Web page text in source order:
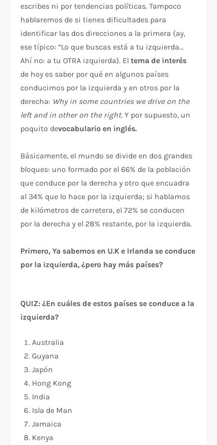
escribes ni por tendencias políticas. Tampoco
hablaremos de si tienes dificultades para
identificar las dos direcciones a la primera (ay,
ese típico: “Lo que buscas está a tu izquierda…
Ahí no: a tu OTRA izquierda). Eltema de interés
de hoy es saber por qué en algunos países
conducimos por la izquierda y en otros por la
derecha: Why in some countries we drive on the
left and in other on the right.Y por supuesto, un
poquito devocabulario en inglés.
Básicamente, el mundo se divide en dos grandes
bloques: uno formado por el 66% de la población
que conduce por la derecha y otro que encuadra
al 34% que lo hace por la izquierda; si hablamos
de kilómetros de carretera, el 72% se conducen
por la derecha y el 28% restante, por la izquierda.
Primero, Ya sabemos en U.K e Irlanda se conduce
por la izquierda, ¿pero hay más países?
QUIZ: ¿En cuáles de estos países se conduce a la
izquierda?
Australia
Guyana
Japón
Hong Kong
India
Isla de Man
Jamaica
Kenya